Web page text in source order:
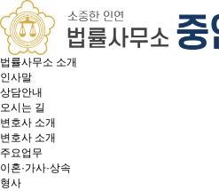
법률사무소 소개
인사말
상담안내
오시는 길
변호사 소개
변호사 소개
주요업무
이혼·가사·상속
형사